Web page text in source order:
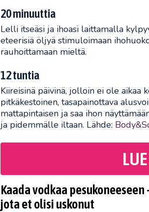
20 minuuttia
Lelli itseäsi ja ihoasi laittamalla
eteerisiä öljyä stimuloimaan
rauhoittamaan mieltä.
12 tuntia
Kiireisinä päivinä, jolloin ei ole aikaa
pitkäkestoinen, tasapainottava
mattapintaisen ja saa ihon
ja pidemmälle iltaan. Lähde:
Kaada vodkaa
jota et olisi uskonut